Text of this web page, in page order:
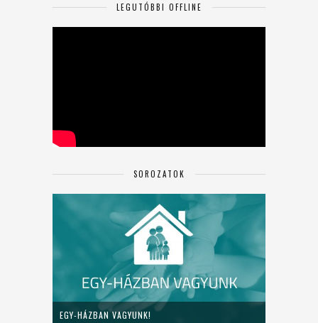
LEGUTÓBBI OFFLINE
SOROZATOK
EGY-HÁZBAN VAGYUNK!